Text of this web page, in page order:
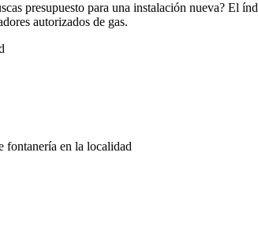
presupuesto para una instalación nueva?
autorizados de gas.
fontanería en la localidad